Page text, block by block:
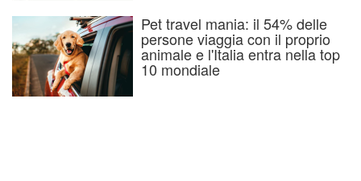
Pet travel mania: il 54% delle
persone viaggia con il proprio
animale e l'Italia entra nella top
10 mondiale